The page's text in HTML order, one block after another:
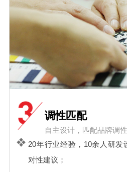
调性匹配
自主设计，匹配品牌调性
20年行业经验，10余人研
对性建议；